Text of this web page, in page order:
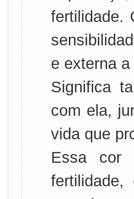
fertilidade.
e externa
Significa
com ela,
vida que
Essa cor